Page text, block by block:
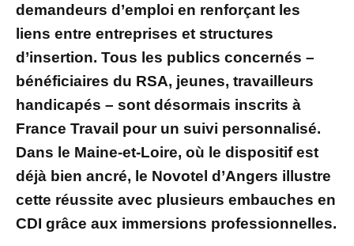
demandeurs d’emploi en renforçant les
liens entre entreprises et structures
d’insertion. Tous les publics concernés –
bénéficiaires du RSA, jeunes, travailleurs
handicapés – sont désormais inscrits à
France Travail pour un suivi personnalisé.
Dans le Maine-et-Loire, où le dispositif est
déjà bien ancré, le Novotel d’Angers illustre
cette réussite avec plusieurs embauches en
CDI grâce aux immersions professionnelles.